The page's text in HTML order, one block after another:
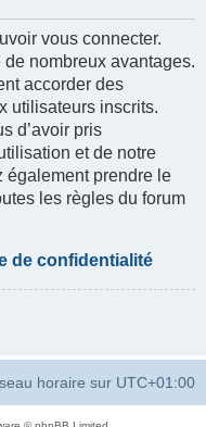
vous connecter.
de nombreux avantages.
accorder des
utilisateurs inscrits.
d’avoir pris
et de notre
également prendre le
les règles du forum
de confidentialité
horaire sur UTC+01:00